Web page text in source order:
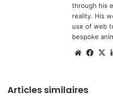
through his
reality. His
use of web
bespoke
Website
Articles similaires